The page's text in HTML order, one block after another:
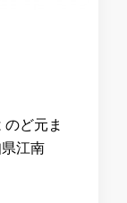
ど元ま
江南